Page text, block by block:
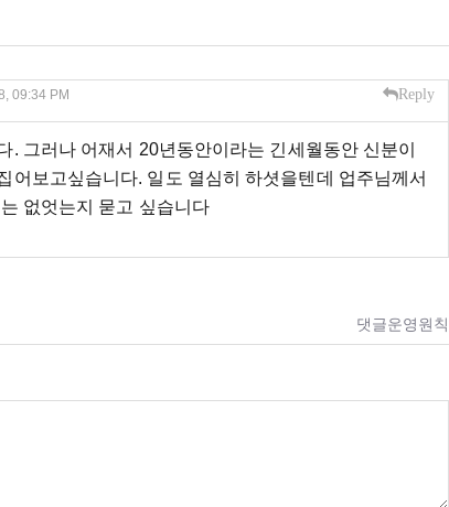
09:34 PM Reply
그러나 어재서 20년동안이라는 긴세월동안 신분이
어보고싶습니다. 일도 열심히 하셧을텐데 업주님께서
없엇는지 묻고 싶습니다
댓글운영원칙